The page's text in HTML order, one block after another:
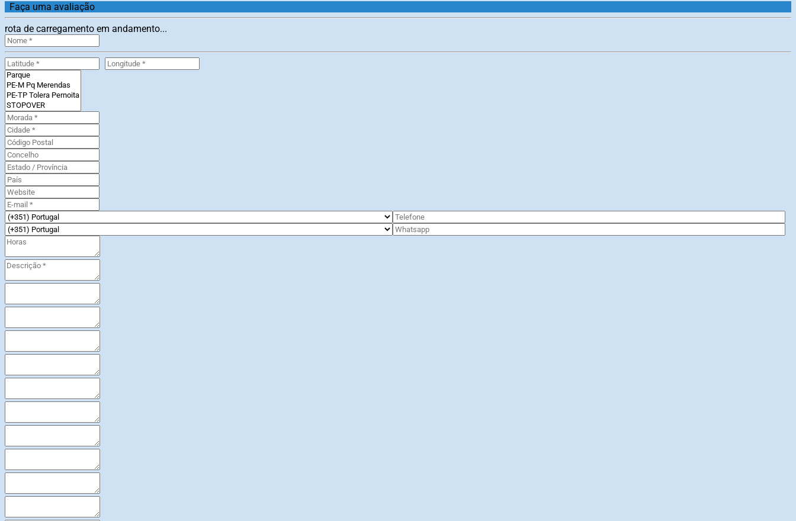
Faça uma avaliação
rota de carregamento em andamento...